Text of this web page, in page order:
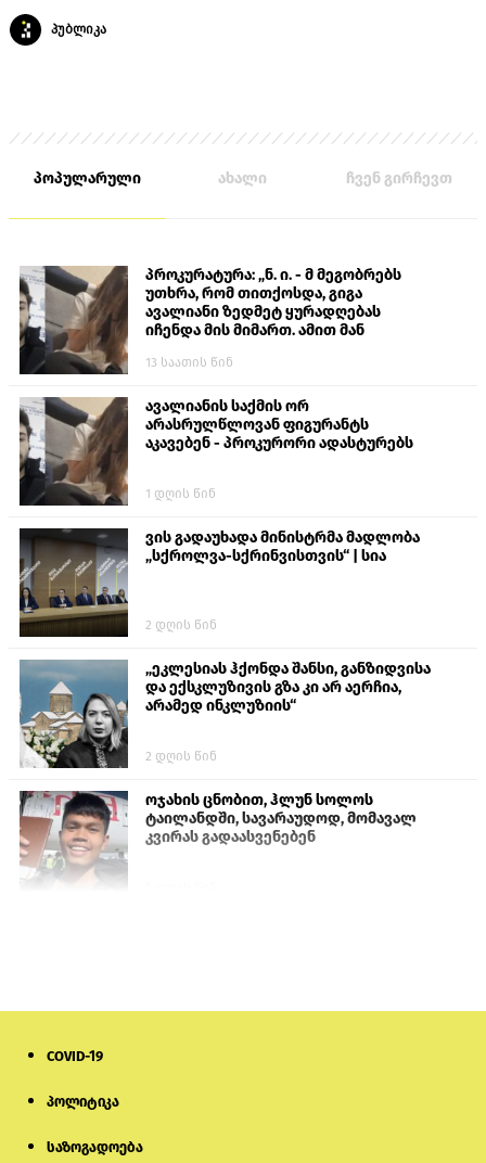
პუბლიკა
პოპულარული ახალი ჩვენ გირჩევთ
პროკურატურა: „ნ. ი. - მ მეგობრებს
უთხრა, რომ თითქოსდა, გიგა
ავალიანი ზედმეტ ყურადღებას
იჩენდა მის მიმართ. ამით მან
თავს დასხმოდა გიგა ავალიანს“
13 საათის წინ
ავალიანის საქმის ორ
არასრულწლოვან ფიგურანტს
აკავებენ - პროკურორი ადასტურებს
1 დღის წინ
ვის გადაუხადა მინისტრმა მადლობა
„სქროლვა-სქრინვისთვის“ | სია
2 დღის წინ
„ეკლესიას ჰქონდა შანსი, განზიდვისა
და ექსკლუზივის გზა კი არ აერჩია,
არამედ ინკლუზიის“
2 დღის წინ
ოჯახის ცნობით, ჰლუნ სოლოს
ტაილანდში, სავარაუდოდ, მომავალ
კვირას გადაასვენებენ
COVID-19
პოლიტიკა
საზოგადოება